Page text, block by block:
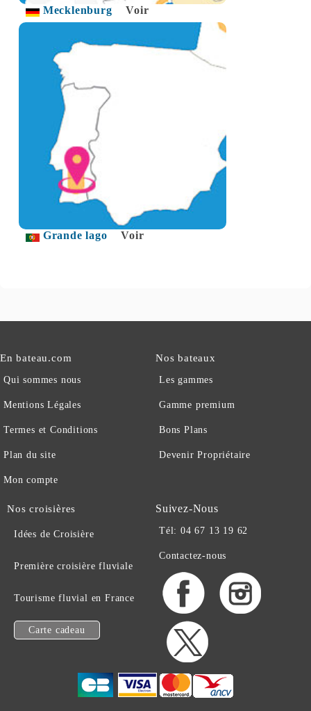
Mecklenburg Voir
Grande lago Voir
En bateau.com
Qui sommes nous
Mentions Légales
Termes et Conditions
Plan du site
Mon compte
Nos bateaux
Les gammes
Gamme premium
Bons Plans
Devenir Propriétaire
Nos croisières
Idées de Croisière
Première croisière fluviale
Tourisme fluvial en France
Carte cadeau
Suivez-Nous
Tél: 04 67 13 19 62
Contactez-nous